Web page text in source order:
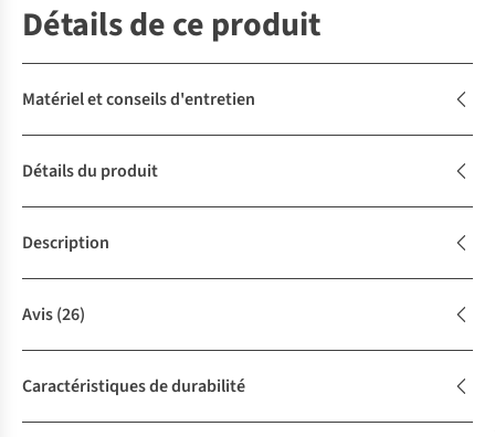
Détails de ce produit
Matériel et conseils d'entretien
Détails du produit
Description
Avis(26)
Caractéristiques de durabilité